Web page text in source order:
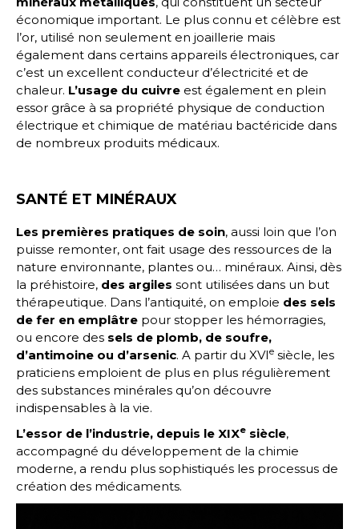
économique important. Le plus connu et célèbre est
l’or, utilisé non seulement en joaillerie mais
également dans certains appareils électroniques, car
c’est un excellent conducteur d’électricité et de
chaleur. L’usage du cuivre est également en plein
essor grâce à sa propriété physique de conduction
électrique et chimique de matériau bactéricide dans
de nombreux produits médicaux.
SANTÉ ET MINÉRAUX
Les premières pratiques de soin, aussi loin que l’on
puisse remonter, ont fait usage des ressources de la
nature environnante, plantes ou… minéraux. Ainsi, dès
la préhistoire, des argiles sont utilisées dans un but
thérapeutique. Dans l’antiquité, on emploie des sels
de fer en emplâtre pour stopper les hémorragies,
ou encore des sels de plomb, de soufre,
d’antimoine ou d’arsenic. A partir du XVIe siècle, les
praticiens emploient de plus en plus régulièrement
des substances minérales qu’on découvre
indispensables à la vie.
L’essor de l’industrie, depuis le XIXe siècle,
accompagné du développement de la chimie
moderne, a rendu plus sophistiqués les processus de
création des médicaments.